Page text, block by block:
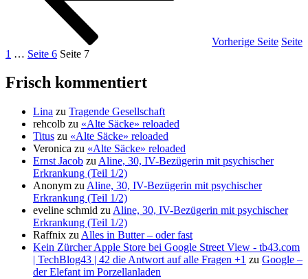
Vorherige Seite Seite
1 … Seite 6 Seite 7
Frisch kommentiert
Lina zu Tragende Gesellschaft
rehcolb zu «Alte Säcke» reloaded
Titus zu «Alte Säcke» reloaded
Veronica zu «Alte Säcke» reloaded
Ernst Jacob zu Aline, 30, IV-Bezügerin mit psychischer
Erkrankung (Teil 1/2)
Anonym zu Aline, 30, IV-Bezügerin mit psychischer
Erkrankung (Teil 1/2)
eveline schmid zu Aline, 30, IV-Bezügerin mit psychischer
Erkrankung (Teil 1/2)
Raffnix zu Alles in Butter – oder fast
Kein Zürcher Apple Store bei Google Street View - tb43.com
| TechBlog43 | 42 die Antwort auf alle Fragen +1 zu Google –
der Elefant im Porzellanladen